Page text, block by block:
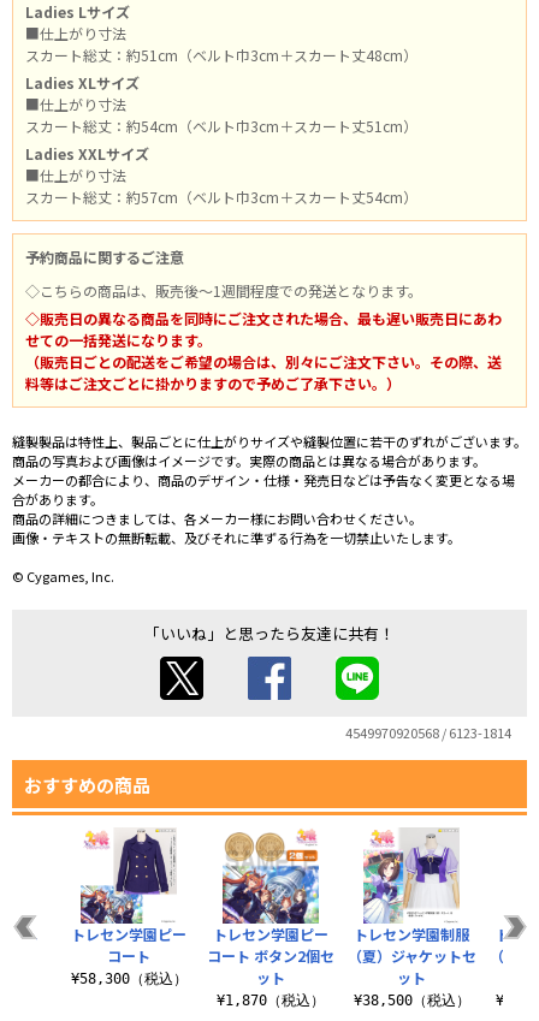
Ladies Lサイズ
■仕上がり寸法
スカート総丈：約51cm（ベルト巾3cm＋スカート丈48cm）
Ladies XLサイズ
■仕上がり寸法
スカート総丈：約54cm（ベルト巾3cm＋スカート丈51cm）
Ladies XXLサイズ
■仕上がり寸法
スカート総丈：約57cm（ベルト巾3cm＋スカート丈54cm）
予約商品に関するご注意
◇こちらの商品は、販売後～1週間程度での発送となります。
◇販売日の異なる商品を同時にご注文された場合、最も遅い販売日にあわ
せての一括発送になります。
（販売日ごとの配送をご希望の場合は、別々にご注文下さい。その際、送
料等はご注文ごとに掛かりますので予めご了承下さい。）
縫製製品は特性上、製品ごとに仕上がりサイズや縫製位置に若干のずれがございます。
商品の写真および画像はイメージです。実際の商品とは異なる場合があります。
メーカーの都合により、商品のデザイン・仕様・発売日などは予告なく変更となる場
合があります。
商品の詳細につきましては、各メーカー様にお問い合わせください。
画像・テキストの無断転載、及びそれに準ずる行為を一切禁止いたします。
© Cygames, Inc.
「いいね」と思ったら友達に共有！
4549970920568 / 6123-1814
おすすめの商品
トレセン学園ピー
コート ボタン2個セ
ット
¥1,870（税込）
トレセン学園制服
（夏）ジャケットセ
ット
¥38,500（税込）
トレ
（冬
ニエ
トレセン学園ピー
コート
¥58,300（税込）